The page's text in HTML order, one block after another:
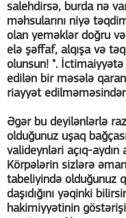
salehdirsə, burda nə
məhsularını niyə
olan yeməklər doğru və
elə şəffaf, alqışa və
olunsun! ".
edilən bir məsələ
riayyət
Əgər bu deyilənlərlə
olduğunuz uşaq
valideynləri açıq-aydın
Körpələrin sizlərə
tabeliyində olduğunuz
daşıdığını yəqinki
hakimiyyətinin göstərişi